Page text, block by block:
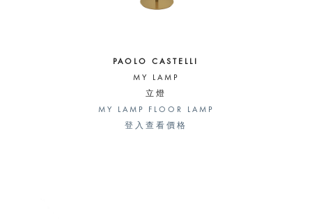
PAOLO CASTELLI
MY LAMP
立燈
MY LAMP FLOOR LAMP
登入查看價格